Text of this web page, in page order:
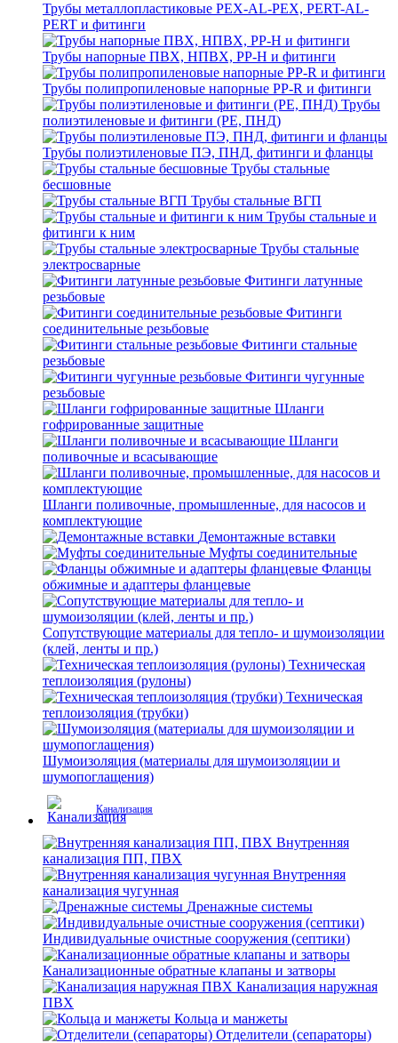
Трубы металлопластиковые PEX-AL-PEX, PERT-AL-
PERT и фитинги
Трубы напорные ПВХ, НПВХ, PP-H и фитинги
Трубы полипропиленовые напорные PP-R и фитинги
Трубы
полиэтиленовые и фитинги (PE, ПНД)
Трубы полиэтиленовые ПЭ, ПНД, фитинги и фланцы
Трубы стальные
бесшовные
Трубы стальные ВГП
Трубы стальные и
фитинги к ним
Трубы стальные
электросварные
Фитинги латунные
резьбовые
Фитинги
соединительные резьбовые
Фитинги стальные
резьбовые
Фитинги чугунные
резьбовые
Шланги
гофрированные защитные
Шланги
поливочные и всасывающие
Шланги поливочные, промышленные, для насосов и
комплектующие
Демонтажные вставки
Муфты соединительные
Фланцы
обжимные и адаптеры фланцевые
Сопутствующие материалы для тепло- и шумоизоляции
(клей, ленты и пр.)
Техническая
теплоизоляция (рулоны)
Техническая
теплоизоляция (трубки)
Шумоизоляция (материалы для шумоизоляции и
шумопоглащения)
Канализация
Внутренняя
канализация ПП, ПВХ
Внутренняя
канализация чугунная
Дренажные системы
Индивидуальные очистные сооружения (септики)
Канализационные обратные клапаны и затворы
Канализация наружная
ПВХ
Кольца и манжеты
Отделители (сепараторы)